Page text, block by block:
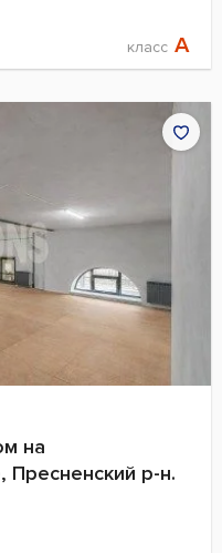
класс A
на
Пресненский р-н.